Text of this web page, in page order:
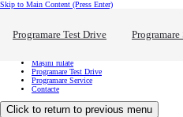
Skip to Main Content (Press Enter)
Programare Test Drive Programare
Vreau să văd... Click to close the reach out
Mașini rulate
Programare Test Drive
Programare Service
Contacte
Click to return to previous menu